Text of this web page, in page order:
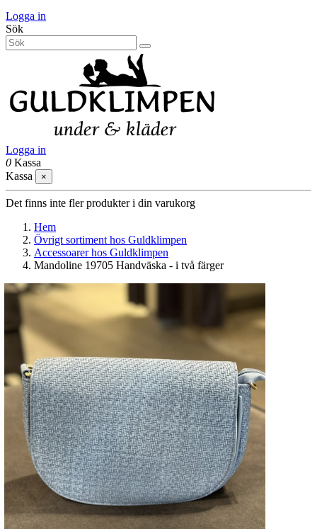
Logga in
Sök
Logga in
0 Kassa
Kassa
×
Det finns inte fler produkter i din varukorg
Hem
Övrigt sortiment hos Guldklimpen
Accessoarer hos Guldklimpen
Mandoline 19705 Handväska - i två färger